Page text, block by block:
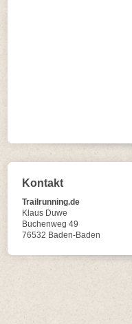
Kontakt
Trailrunning.de
Klaus Duwe
Buchenweg 49
76532 Baden-Baden